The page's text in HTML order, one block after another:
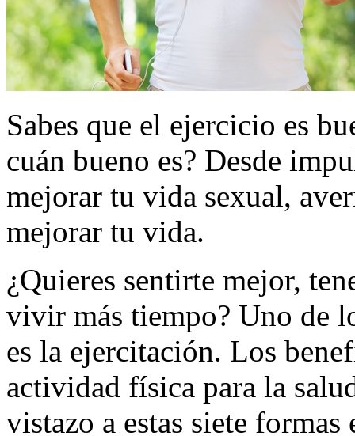
Sabes que el ejercicio es
cuán bueno es? Desde
mejorar tu vida sexual,
mejorar tu vida.
¿Quieres sentirte mejor,
vivir más tiempo? Uno de
es la ejercitación. Los
actividad física para la
vistazo a estas siete